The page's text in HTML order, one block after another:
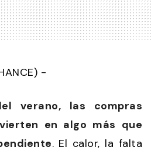
-
verano, las compras
en algo más que
. El calor, la falta